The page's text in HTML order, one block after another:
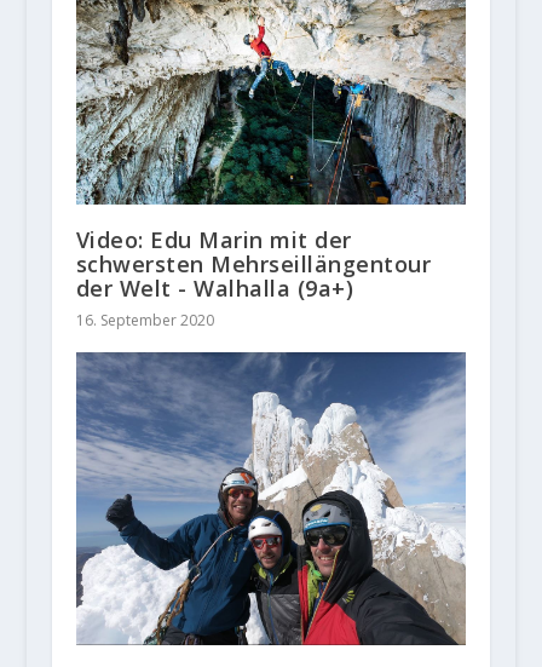
Video: Edu Marin mit der
schwersten Mehrseillängentour
der Welt - Walhalla (9a+)
16. September 2020